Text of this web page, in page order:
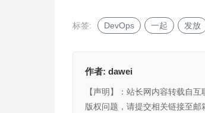
标签: DevOps 一起 发放
作者: dawei
【声明】：站长网内容转载自
版权问题，请提交相关链接至邮